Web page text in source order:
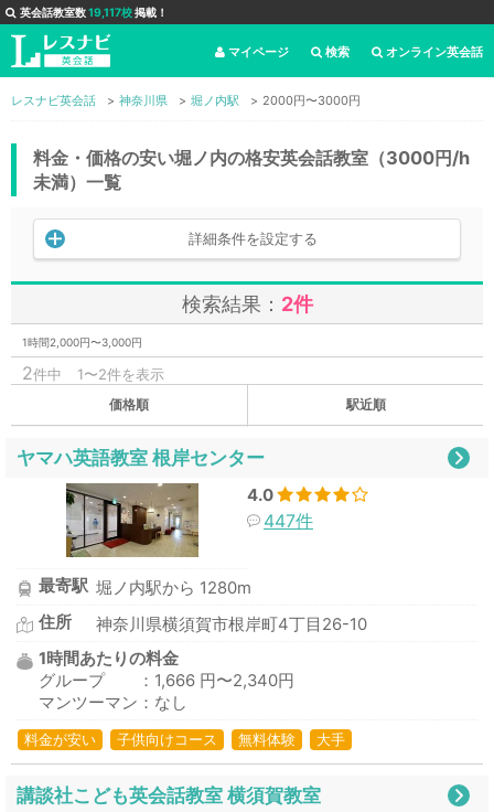
英会話教室数19,117校掲載！
オンライン英会話
検索
マイページ
レスナビ英会話 神奈川県 堀ノ内駅 2000円〜3000円
料金・価格の安い堀ノ内の格安英会話教室（3000円/h
未満）一覧
詳細条件を設定する
検索結果： 2件
1時間2,000円〜3,000円
2件中 1〜2件を表示
価格順 駅近順
ヤマハ英語教室 根岸センター
4.0
447件
最寄駅 堀ノ内駅から 1280m
住所
神奈川県横須賀市根岸町4丁目26-10
1時間あたりの料金
グループ ：1,666 円〜2,340円
マンツーマン：なし
料金が安い 子供向けコース 無料体験 大手
講談社こども英会話教室 横須賀教室